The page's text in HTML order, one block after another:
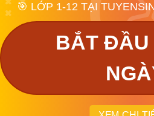
🎯 LỚP 1-12 TẠI
BẮT ĐẦU